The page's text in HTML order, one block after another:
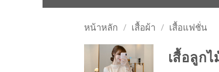
หน้าหลัก / เสื้อผ้า / เสื้อแฟชั่น
เสื้อลูก